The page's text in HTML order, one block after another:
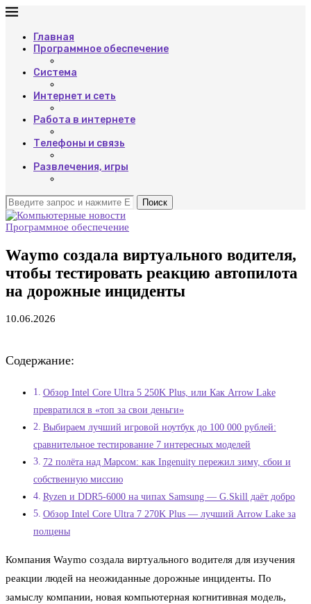
Главная
Программное обеспечение
Система
Интернет и сеть
Работа в интернете
Телефоны и связь
Развлечения, игры
Поиск
Программное обеспечение
Waymo создала виртуального водителя,
чтобы тестировать реакцию автопилота
на дорожные инциденты
10.06.2026
Содержание:
Обзор Intel Core Ultra 5 250K Plus, или Как Arrow Lake
превратился в «топ за свои деньги»
Выбираем лучший игровой ноутбук до 100 000 рублей:
сравнительное тестирование 7 интересных моделей
72 полёта над Марсом: как Ingenuity пережил зиму, сбои и
собственную миссию
Ryzen и DDR5-6000 на чипах Samsung — G.Skill даёт добро
Обзор Intel Core Ultra 7 270K Plus — лучший Arrow Lake за
полцены
Компания Waymo создала виртуального водителя для изучения
реакции людей на неожиданные дорожные инциденты. По
замыслу компании, новая компьютерная когнитивная модель,